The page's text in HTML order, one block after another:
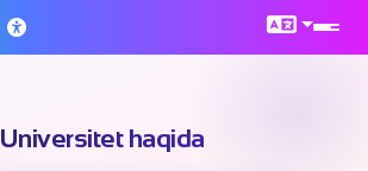
Universitet haqida